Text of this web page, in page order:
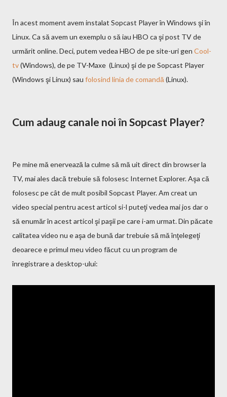
În acest moment avem instalat Sopcast Player în Windows şi în
Linux. Ca să avem un exemplu o să iau HBO ca şi post TV de
urmărit online. Deci, putem vedea HBO de pe site-uri gen Cool-
tv(Windows), de pe TV-Maxe (Linux) şi de pe Sopcast Player
(Windows şi Linux) sau folosind linia de comandă(Linux).
Cum adaug canale noi în Sopcast Player?
Pe mine mă enervează la culme să mă uit direct din browser la
TV, mai ales dacă trebuie să folosesc Internet Explorer. Aşa că
folosesc pe cât de mult posibil Sopcast Player. Am creat un
video special pentru acest articol si-l puteţi vedea mai jos dar o
să enumăr în acest articol şi paşii pe care i-am urmat. Din păcate
calitatea video nu e aşa de bună dar trebuie să mă înţelegeţi
deoarece e primul meu video făcut cu un program de
înregistrare a desktop-ului: